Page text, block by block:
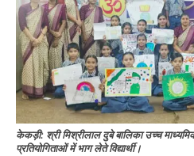
केकड़ी: श्री मिश्रीलाल दुबे बालिका उच्च
प्रतियोगिताओं में भाग लेते विद्यार्थी।